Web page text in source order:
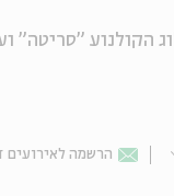
הקולנוע "סריטה"
הרשמה לאירועים